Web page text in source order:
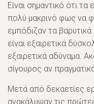
Είναι σημαντικό ότι
πολύ μακρινό φως να
εμπόδιζαν τα
είναι εξαιρετικά
εξαιρετικά αδύναμα.
σίγουρος αν
Μετά από δεκαετίες
ανακάλυψαν τις